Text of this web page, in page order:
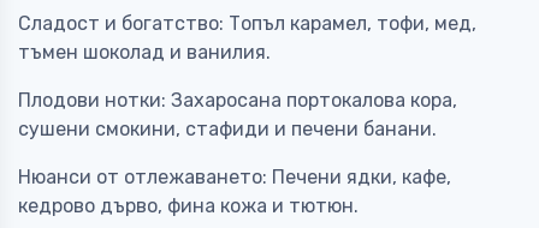
Сладост и богатство: Топъл карамел, тофи, мед,
тъмен шоколад и ванилия.
Плодови нотки: Захаросана портокалова кора,
сушени смокини, стафиди и печени банани.
Нюанси от отлежаването: Печени ядки, кафе,
кедрово дърво, фина кожа и тютюн.